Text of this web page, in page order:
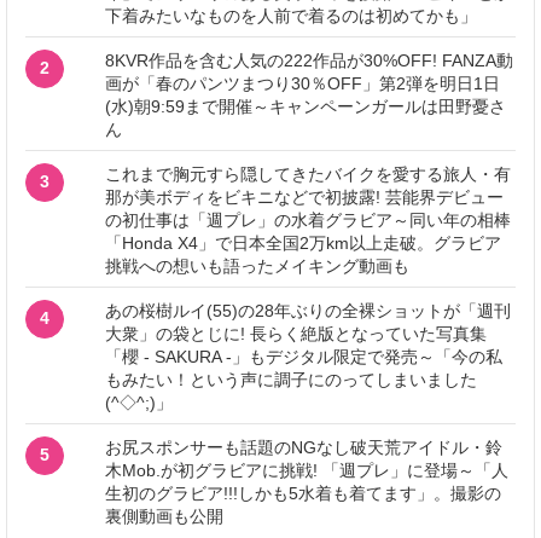
下着みたいなものを人前で着るのは初めてかも」
2
8KVR作品を含む人気の222作品が30%OFF! FANZA動
画が「春のパンツまつり30％OFF」第2弾を明日1日
(水)朝9:59まで開催～キャンペーンガールは田野憂さ
ん
3
これまで胸元すら隠してきたバイクを愛する旅人・有
那が美ボディをビキニなどで初披露! 芸能界デビュー
の初仕事は「週プレ」の水着グラビア～同い年の相棒
「Honda X4」で日本全国2万km以上走破。グラビア
挑戦への想いも語ったメイキング動画も
4
あの桜樹ルイ(55)の28年ぶりの全裸ショットが「週刊
大衆」の袋とじに! 長らく絶版となっていた写真集
「櫻 - SAKURA -」もデジタル限定で発売～「今の私
もみたい！という声に調子にのってしまいました
(^◇^;)」
5
お尻スポンサーも話題のNGなし破天荒アイドル・鈴
木Mob.が初グラビアに挑戦! 「週プレ」に登場～「人
生初のグラビア!!!しかも5水着も着てます」。撮影の
裏側動画も公開